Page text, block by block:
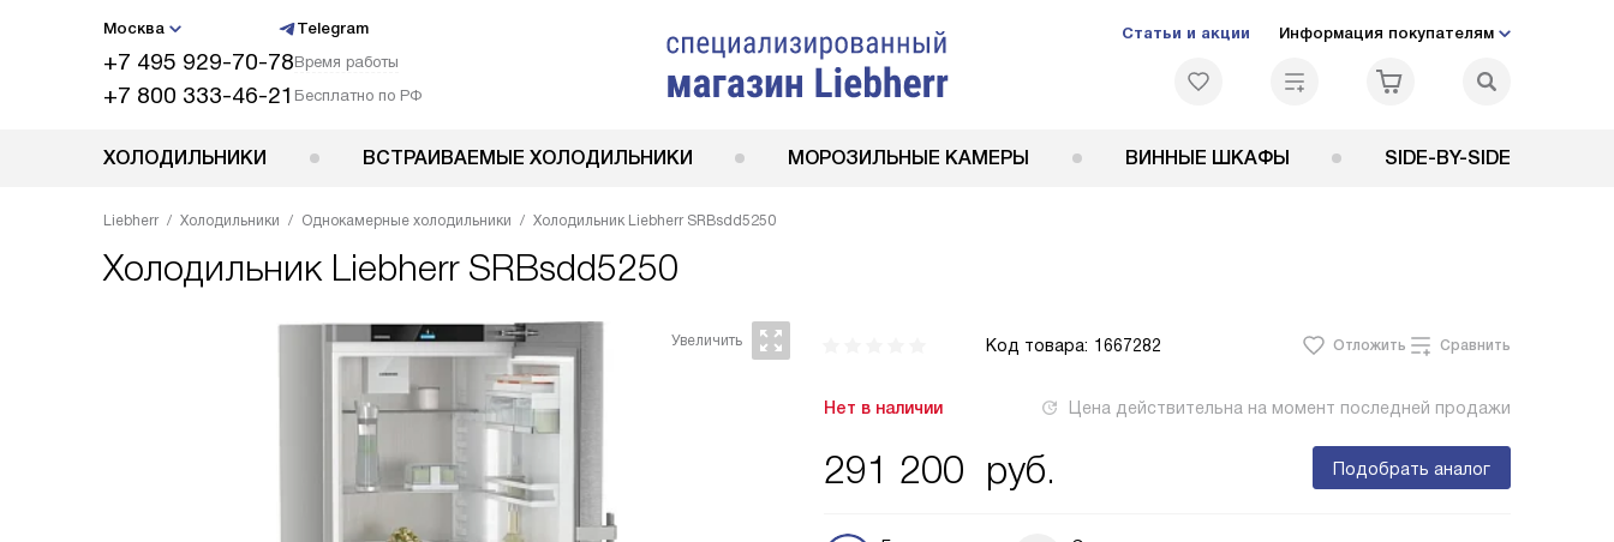
Москва Telegram
+7 495 929-70-78Время работы
+7 800 333-46-21 Бесплатно по РФ
Статьи и акции Информация покупателям
ХОЛОДИЛЬНИКИ ВСТРАИВАЕМЫЕ ХОЛОДИЛЬНИКИ МОРОЗИЛЬНЫЕ КАМЕРЫ ВИННЫЕ ШКАФЫ SIDE-BY-SIDE
Liebherr Холодильники Однокамерные холодильники Холодильник Liebherr SRBsdd5250
Холодильник Liebherr SRBsdd5250
Код товара: 1667282 Отложить Сравнить
Нет в наличии Цена действительна на момент последней продажи
291 200 руб. Подобрать аналог